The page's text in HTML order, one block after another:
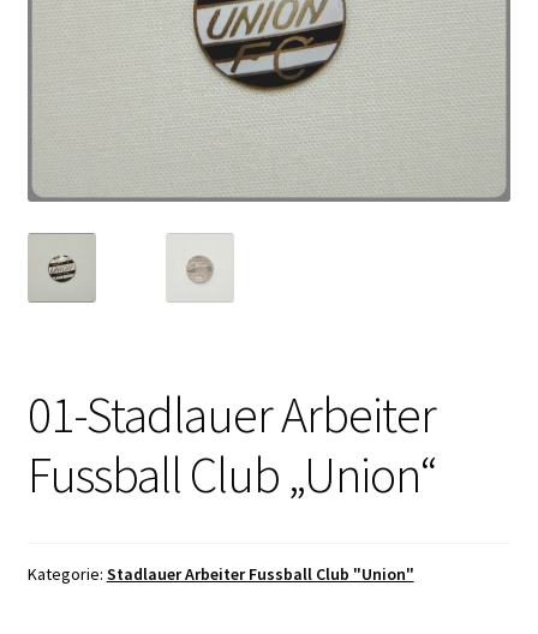
01-Stadlauer Arbeiter
Fussball Club „Union“
Kategorie: Stadlauer Arbeiter Fussball Club "Union"